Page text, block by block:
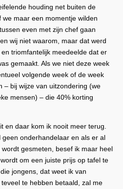
houding net buiten de
maar een momentje wilden
even met zijn chef gaan
wij niet waarom, maar dat werd
triomfantelijk meedeelde dat er
gemaakt. Als we niet deze week
volgende week of de week
– bij wijze van uitzondering (we
mensen) – die 40% korting
en daar kom ik nooit meer terug.
onderhandelaar en als er al
gesmeten, besef ik maar heel
om een juiste prijs op tafel te
jongens, dat weet ik van
te hebben betaald, zal me